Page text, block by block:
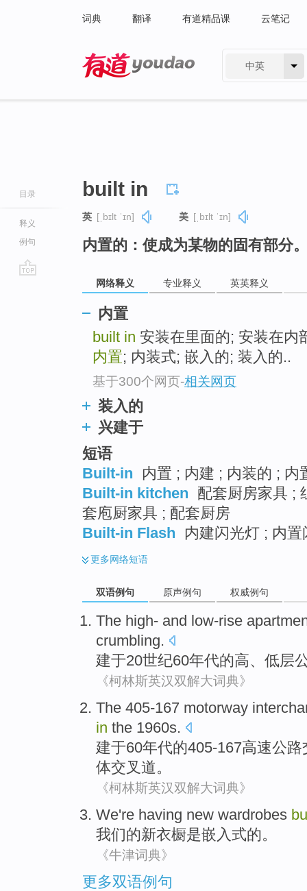
词典 翻译 有道精品课 云笔记
中英
目录
释义
例句
built in
英 [ˌbɪlt ˈɪn] 美 [ˌbɪlt ˈɪn]
内置的：使成为某物的固有部分
网络释义 专业释义 英英释义
内置
built in 安装在里面的; 安装在内
内置; 内装式; 嵌入的; 装入的..
基于300个网页-相关网页
装入的
兴建于
短语
Built-in
内置 ; 内建 ; 内装的 ; 内
Built-in kitchen 配套厨房家具 ;
套庖厨家具 ; 配套厨房
Built-in Flash
内建闪光灯 ; 内
更多网络短语
双语例句 原声例句 权威例句
The high- and low-rise
crumbling.
建于20世纪60年代的高、 低层
《柯林斯英汉双解大词典》
The 405-167 motorway
in the 1960s.
建于60年代的405-167高速公路
体交叉道。
《柯林斯英汉双解大词典》
We're having new wardrobes
我们的新衣橱是嵌入式的。
《牛津词典》
更多双语例句